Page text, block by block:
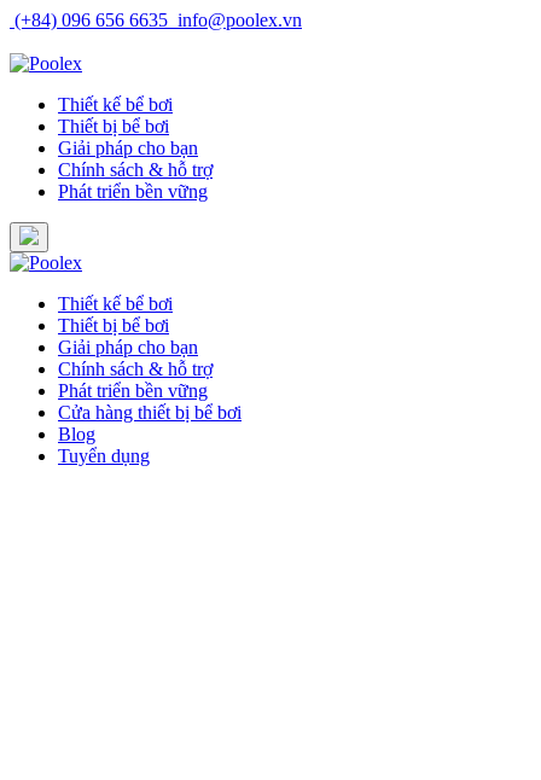
Skip
content
(+84) 096 656 6635 info@poolex.vn
Thiết kế bể bơi
Thiết bị bể bơi
Giải pháp cho bạn
Chính sách & hỗ trợ
Phát triển bền vững
Thiết kế bể bơi
Thiết bị bể bơi
Giải pháp cho bạn
Chính sách & hỗ trợ
Phát triển bền vững
Cửa hàng thiết bị bể bơi
Blog
Tuyển dụng